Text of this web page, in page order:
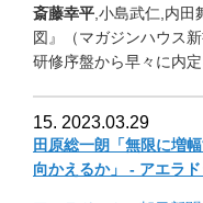
斎藤幸平,小島武仁,内田
図』
（マガジンハウス
研修序盤から早々に内
15. 2023.03.29
田原総一朗「無限に増
向かえるか」 - アエラド